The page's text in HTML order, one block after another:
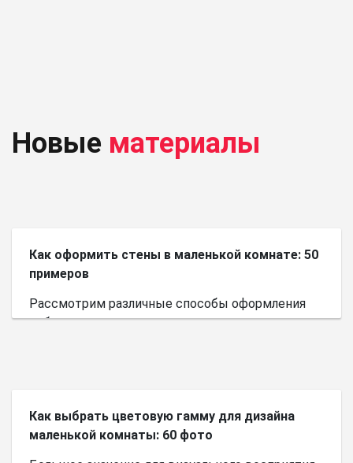
Новые материалы
Как оформить стены в маленькой комнате: 50
примеров
Рассмотрим различные способы оформления
небольшого пространства.
Как выбрать цветовую гамму для дизайна
маленькой комнаты: 60 фото